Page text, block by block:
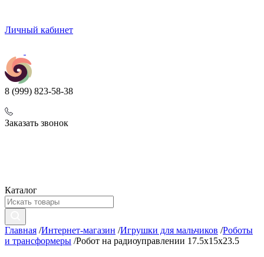
Личный кабинет
8 (999) 823-58-38
Заказать звонок
Каталог
Главная /Интернет-магазин /Игрушки для мальчиков /Роботы
и трансформеры /Робот на радиоуправлении 17.5x15x23.5